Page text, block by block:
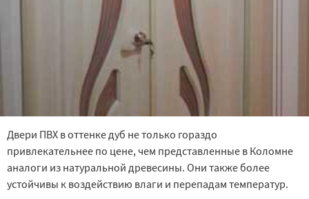
Двери ПВХ в оттенке дуб не только гораздо
привлекательнее по цене, чем представленные в Коломне
аналоги из натуральной древесины. Они также более
устойчивы к воздействию влаги и перепадам температур.